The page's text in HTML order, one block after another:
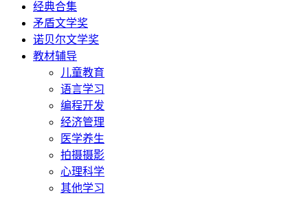
经典合集
矛盾文学奖
诺贝尔文学奖
教材辅导
儿童教育
语言学习
编程开发
经济管理
医学养生
拍摄摄影
心理科学
其他学习